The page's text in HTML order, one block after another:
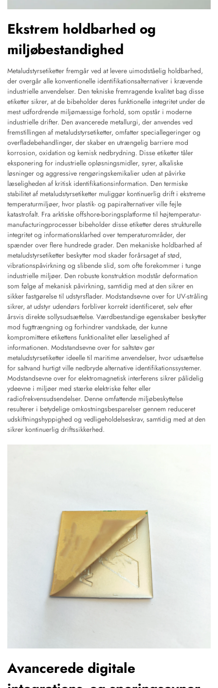
Ekstrem holdbarhed og
miljøbestandighed
Metaludstyrsetiketter fremgår ved at levere uimodståelig holdbarhed,
der overgår alle konventionelle identifikationsalternativer i krævende
industrielle anvendelser. Den tekniske fremragende kvalitet bag disse
etiketter sikrer, at de bibeholder deres funktionelle integritet under de
mest udfordrende miljømæssige forhold, som opstår i moderne
industrielle drifter. Den avancerede metallurgi, der anvendes ved
fremstillingen af metaludstyrsetiketter, omfatter speciallegeringer og
overfladebehandlinger, der skaber en utrængelig barriere mod
korrosion, oxidation og kemisk nedbrydning. Disse etiketter tåler
eksponering for industrielle opløsningsmidler, syrer, alkaliske
løsninger og aggressive rengøringskemikalier uden at påvirke
læseligheden af kritisk identifikationsinformation. Den termiske
stabilitet af metaludstyrsetiketter muliggør kontinuerlig drift i ekstreme
temperaturmiljøer, hvor plastik- og papiralternativer ville fejle
katastrofalt. Fra arktiske offshore-boringsplatforme til højtemperatur-
manufacturingprocesser bibeholder disse etiketter deres strukturelle
integritet og informationsklarhed over temperaturområder, der
spænder over flere hundrede grader. Den mekaniske holdbarhed af
metaludstyrsetiketter beskytter mod skader forårsaget af stød,
vibrationspåvirkning og slibende slid, som ofte forekommer i tunge
industrielle miljøer. Den robuste konstruktion modstår deformation
som følge af mekanisk påvirkning, samtidig med at den sikrer en
sikker fastgørelse til udstyrsflader. Modstandsevne over for UV-stråling
sikrer, at udstyr udendørs forbliver korrekt identificeret, selv efter
årsvis direkte sollysudsættelse. Værdbestandige egenskaber beskytter
mod fugttrængning og forhindrer vandskade, der kunne
kompromittere etikettens funktionalitet eller læselighed af
informationen. Modstandsevne over for saltstøv gør
metaludstyrsetiketter ideelle til maritime anvendelser, hvor udsættelse
for saltvand hurtigt ville nedbryde alternative identifikationssystemer.
Modstandsevne over for elektromagnetisk interferens sikrer pålidelig
ydeevne i miljøer med stærke elektriske felter eller
radiofrekvensudsendelser. Denne omfattende miljøbeskyttelse
resulterer i betydelige omkostningsbesparelser gennem reduceret
udskiftningshyppighed og vedligeholdelseskrav, samtidig med at den
sikrer kontinuerlig driftssikkerhed.
Avancerede digitale